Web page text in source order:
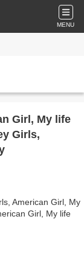
MENU
Girl, My life
Girls,